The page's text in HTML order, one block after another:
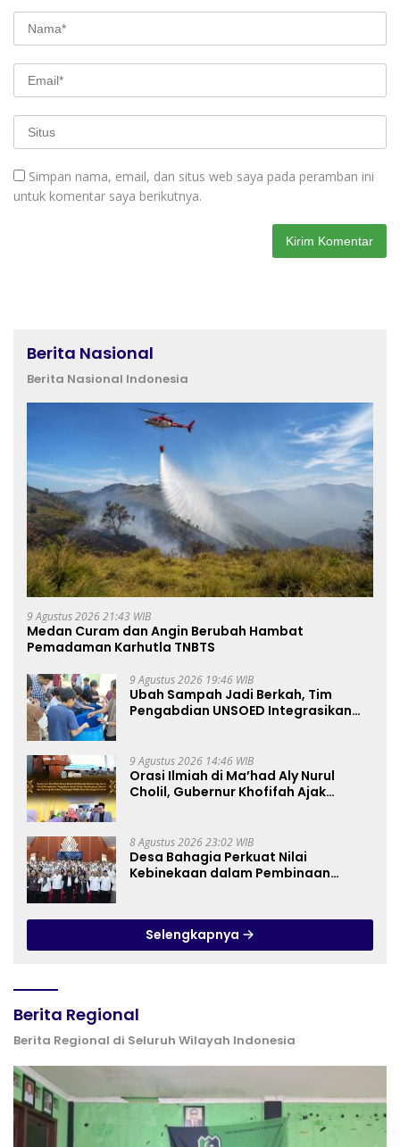
Simpan nama, email, dan situs web saya pada peramban ini
untuk komentar saya berikutnya.
Berita Nasional
Berita Nasional Indonesia
9 Agustus 2026 21:43 WIB
Medan Curam dan Angin Berubah Hambat
Pemadaman Karhutla TNBTS
9 Agustus 2026 19:46 WIB
Ubah Sampah Jadi Berkah, Tim
Pengabdian UNSOED Integrasikan
Purwokerto
9 Agustus 2026 14:46 WIB
Orasi Ilmiah di Ma’had Aly Nurul
Cholil, Gubernur Khofifah Ajak
8 Agustus 2026 23:02 WIB
Desa Bahagia Perkuat Nilai
Kebinekaan dalam Pembinaan
Selengkapnya
Berita Regional
Berita Regional di Seluruh Wilayah Indonesia